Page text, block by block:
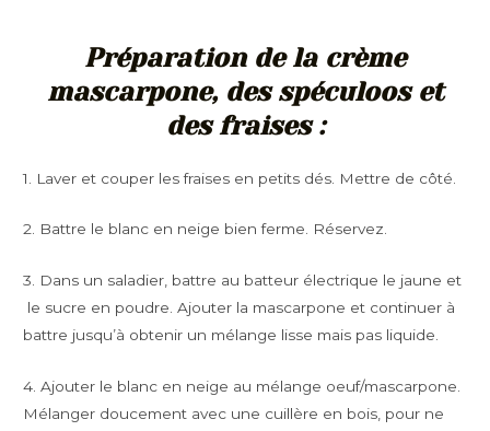
Préparation de la crème
mascarpone, des spéculoos et
des fraises :
1. Laver et couper les fraises en petits dés. Mettre de côté.
2. Battre le blanc en neige bien ferme. Réservez.
3. Dans un saladier, battre au batteur électrique le jaune et
le sucre en poudre. Ajouter la mascarpone et continuer à
battre jusqu’à obtenir un mélange lisse mais pas liquide.
4. Ajouter le blanc en neige au mélange oeuf/mascarpone.
Mélanger doucement avec une cuillère en bois, pour ne